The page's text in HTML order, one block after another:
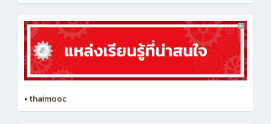
• thaimooc